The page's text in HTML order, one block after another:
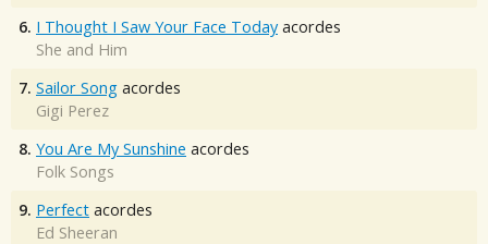
6. I Thought I Saw Your Face Today acordes
She and Him
7. Sailor Song acordes
Gigi Perez
8. You Are My Sunshine acordes
Folk Songs
9. Perfect acordes
Ed Sheeran